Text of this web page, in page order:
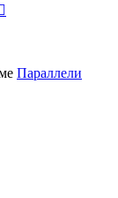
Параллели